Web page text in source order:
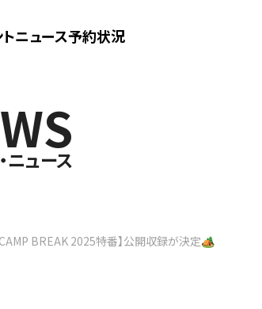
ニュース予約状況
ニュース
CAMP BREAK 2025特番】公開収録が決定🏕️